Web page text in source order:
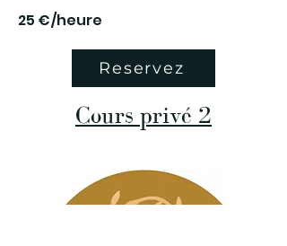
25 €/heure
Reservez
Cours privé 2